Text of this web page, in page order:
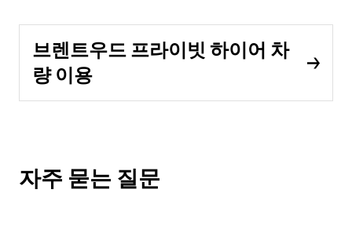
브렌트우드 프라이빗 하이어 차
량 이용
자주 묻는 질문